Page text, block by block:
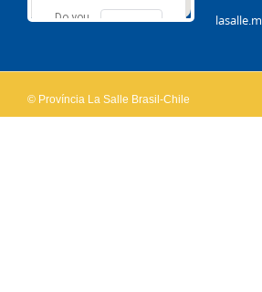
Do you
OK
© Província La Salle Brasil-Chile